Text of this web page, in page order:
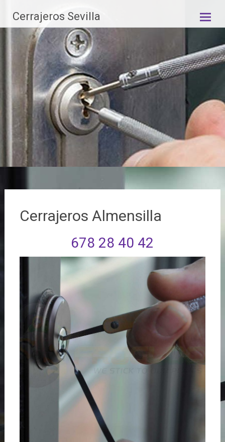
contenido
Cerrajeros Sevilla
Cerrajeros Almensilla
678 28 40 42